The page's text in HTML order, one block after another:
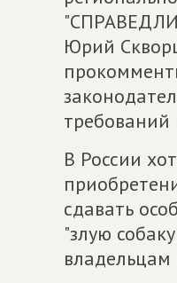
Юрий
В России
сдавать
"злую
владельцам